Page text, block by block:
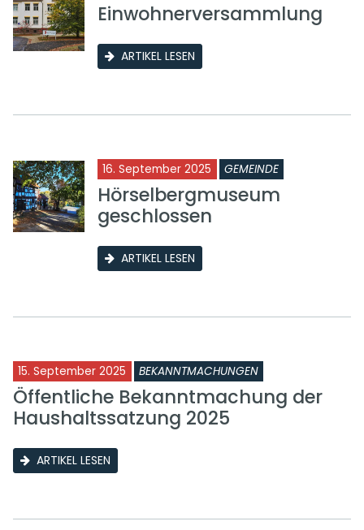
Einwohnerversammlung
ARTIKEL LESEN
16. September 2025 GEMEINDE
Hörselbergmuseum
geschlossen
ARTIKEL LESEN
15. September 2025 BEKANNTMACHUNGEN
Öffentliche Bekanntmachung der
Haushaltssatzung 2025
ARTIKEL LESEN